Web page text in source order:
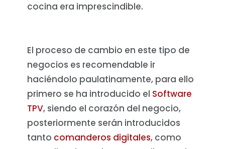
cocina era imprescindible.
El proceso de cambio en este tipo de
negocios es recomendable ir
haciéndolo paulatinamente, para ello
primero se ha introducido el Software
TPV, siendo el corazón del negocio,
posteriormente serán introducidos
tanto comanderos digitales, como